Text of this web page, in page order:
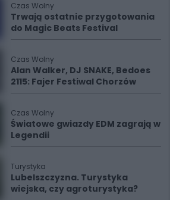
Czas Wolny
Trwają ostatnie przygotowania
do Magic Beats Festival
Czas Wolny
Alan Walker, DJ SNAKE, Bedoes
2115: Fajer Festiwal Chorzów
Czas Wolny
Światowe gwiazdy EDM zagrają w
Legendii
Turystyka
Lubelszczyzna. Turystyka
wiejska, czy agroturystyka?